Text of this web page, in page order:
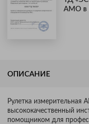
AMO в
ОПИСАНИЕ
Рулетка
высококачественный
помощником для